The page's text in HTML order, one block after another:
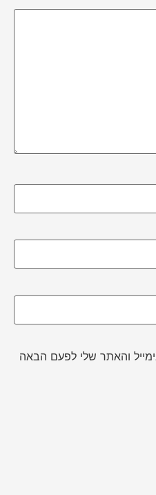
והאתר שלי לפעם הבאה